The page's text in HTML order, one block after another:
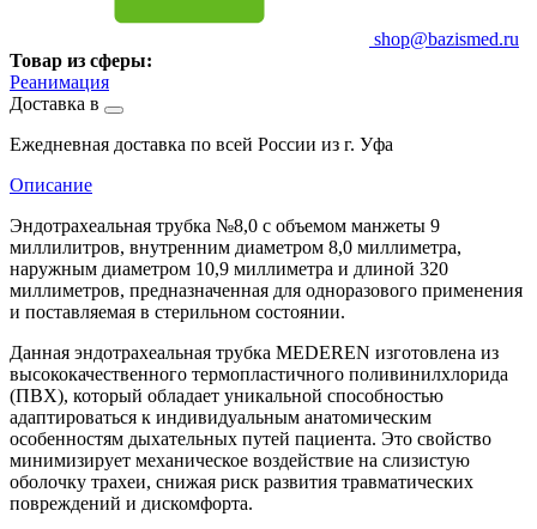
shop@bazismed.ru
Товар из сферы:
Реанимация
Доставка в
Ежедневная доставка по всей России из г. Уфа
Описание
Эндотрахеальная трубка №8,0 с объемом манжеты 9
миллилитров, внутренним диаметром 8,0 миллиметра,
наружным диаметром 10,9 миллиметра и длиной 320
миллиметров, предназначенная для одноразового применения
и поставляемая в стерильном состоянии.
Данная эндотрахеальная трубка MEDEREN изготовлена из
высококачественного термопластичного поливинилхлорида
(ПВХ), который обладает уникальной способностью
адаптироваться к индивидуальным анатомическим
особенностям дыхательных путей пациента. Это свойство
минимизирует механическое воздействие на слизистую
оболочку трахеи, снижая риск развития травматических
повреждений и дискомфорта.